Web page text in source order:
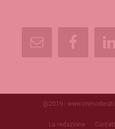
@2019 -
La redazione